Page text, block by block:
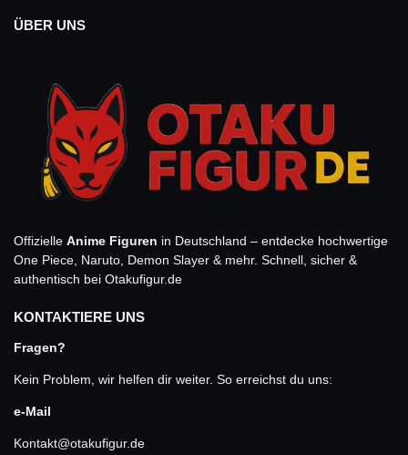
ÜBER UNS
Offizielle Anime Figuren in Deutschland – entdecke hochwertige
One Piece, Naruto, Demon Slayer & mehr. Schnell, sicher &
authentisch bei Otakufigur.de
KONTAKTIERE UNS
Fragen?
Kein Problem, wir helfen dir weiter. So erreichst du uns:
e-Mail
Kontakt@otakufigur.de